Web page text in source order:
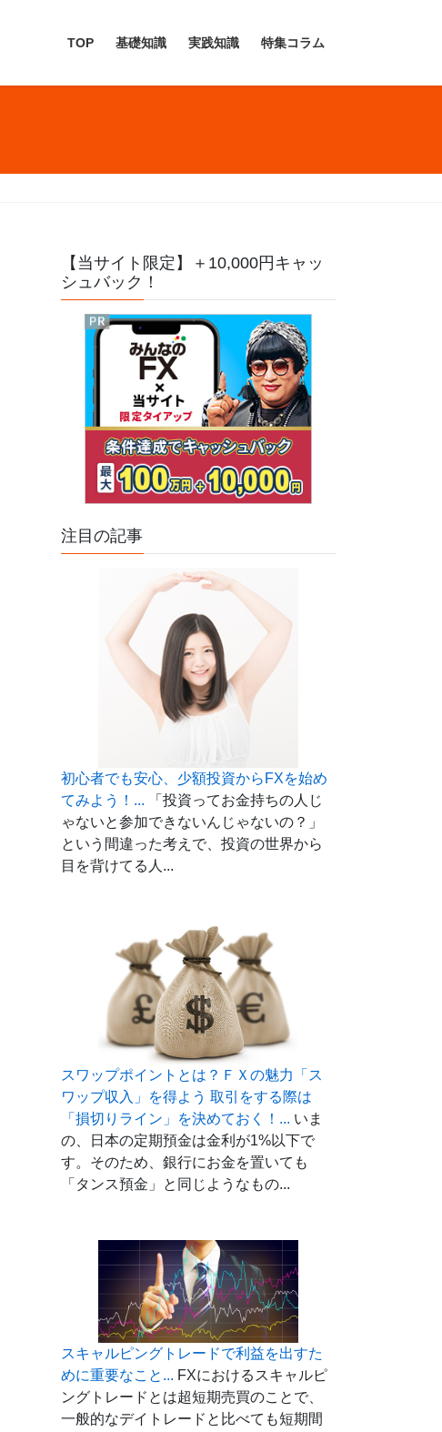
TOP 基礎知識 実践知識 特集コラム
【当サイト限定】＋10,000円キャッ
シュバック！
注目の記事
初心者でも安心、少額投資からFXを始め
てみよう！...
「投資ってお金持ちの人じ
ゃないと参加できないんじゃないの？」
という間違った考えで、投資の世界から
目を背けてる人...
スワップポイントとは？ＦＸの魅力「ス
ワップ収入」を得よう 取引をする際は
「損切りライン」を決めておく！... いま
の、日本の定期預金は金利が1%以下で
す。そのため、銀行にお金を置いても
「タンス預金」と同じようなもの...
スキャルピングトレードで利益を出すた
めに重要なこと... FXにおけるスキャルピ
ングトレードとは超短期売買のことで、
一般的なデイトレードと比べても短期間